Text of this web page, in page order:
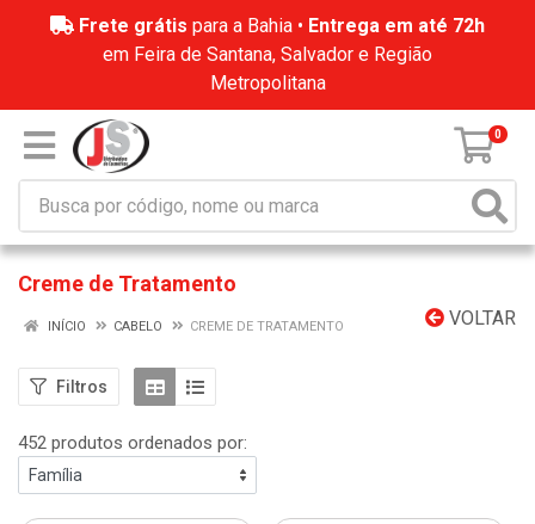
Frete grátis para a Bahia • Entrega em até 72h
em Feira de Santana, Salvador e Região
Metropolitana
0
Creme de Tratamento
VOLTAR
INÍCIO CABELO CREME DE TRATAMENTO
Filtros
452 produtos ordenados por: